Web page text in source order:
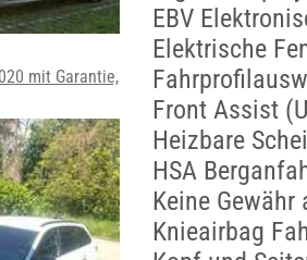
EBV
Elektrische
Front Assist
Heizbare
HSA
Keine
Knieairbag
mit Garantie,